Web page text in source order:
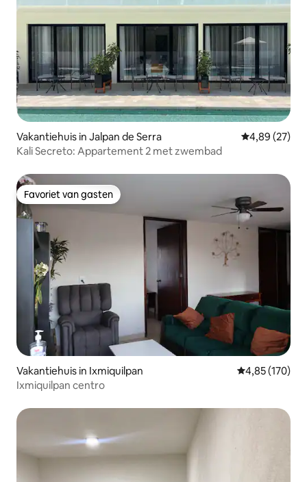
Vakantiehuis in Jalpan de Serra Gemiddelde
4,89 (27)
Kali Secreto: Appartement 2 met zwembad
Favoriet van gasten
Favoriet van gasten
Vakantiehuis in Ixmiquilpan Gemiddelde
4,85 (170)
Ixmiquilpan centro